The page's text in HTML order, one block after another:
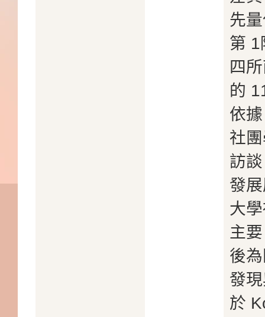
先
第 1
四
的
依
社
訪
發
大
主
後
發
於